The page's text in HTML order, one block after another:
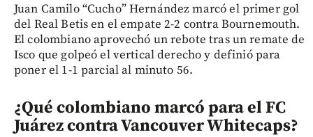
Juan Camilo “Cucho” Hernández marcó el primer gol
del Real Betis en el empate 2-2 contra Bournemouth.
El colombiano aprovechó un rebote tras un remate de
Isco que golpeó el vertical derecho y definió para
poner el 1-1 parcial al minuto 56.
¿Qué colombiano marcó para el FC
Juárez contra Vancouver Whitecaps?